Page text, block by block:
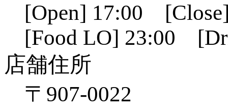
[Open] 17:00
[Food LO] 23:00
店舗住所
〒907-0022